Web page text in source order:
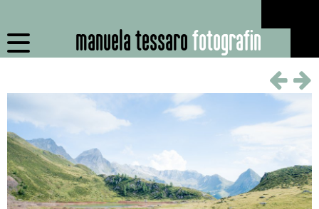
manuela tessarofotografin